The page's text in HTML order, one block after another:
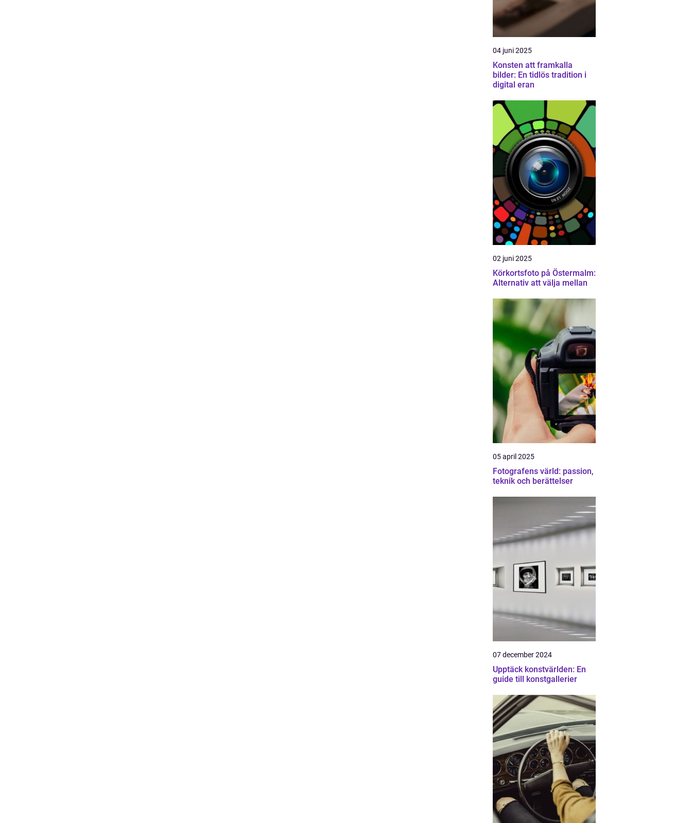
04 juni 2025
Konsten att framkalla
bilder: En tidlös tradition i
digital eran
02 juni 2025
Körkortsfoto på Östermalm:
Alternativ att välja mellan
05 april 2025
Fotografens värld: passion,
teknik och berättelser
07 december 2024
Upptäck konstvärlden: En
guide till konstgallerier